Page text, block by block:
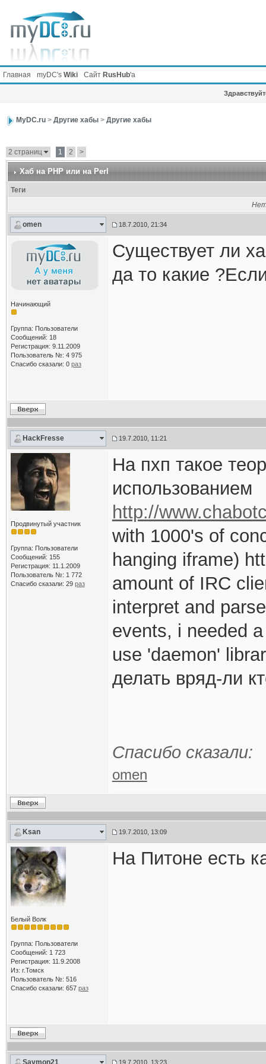
Главная myDC's Wiki Сайт RusHub'а
MyDC.ru> Другие хабы> Другие хабы
2 страниц 1 2 >
Хаб на PHP или на Perl
Теги
omen 18.7.2010, 21:34
Начинающий
Группа: Пользователи
Сообщений: 18
Регистрация: 9.11.2009
Пользователь №: 4 975
Спасибо сказали: 0 раз
Существует ли
да то какие
HackFresse 19.7.2010, 11:21
Продвинутый участник
Группа: Пользователи
Сообщений: 155
Регистрация: 11.1.2009
Пользователь №: 1 772
Спасибо сказали: 29 раз
На пхп такое
использованием
http://
with 1000's of
hanging iframe)
amount of IRC
interpret and
events, i needed
use 'daemon'
делать вряд-ли
Спасибо сказали:
omen
Ksan 19.7.2010, 13:09
Белый Волк
Группа: Пользователи
Сообщений: 1 723
Регистрация: 11.9.2008
Из: г.Томск
Пользователь №: 516
Спасибо сказали: 657 раз
На Питоне есть
Saymon21 19.7.2010, 13:23